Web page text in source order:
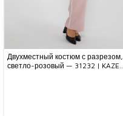
Двухместный костюм с разрезом,
светло-розовый — 31232 | KAZEE